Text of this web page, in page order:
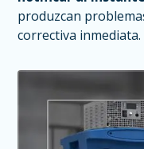
produzcan
correctiva inmediata.